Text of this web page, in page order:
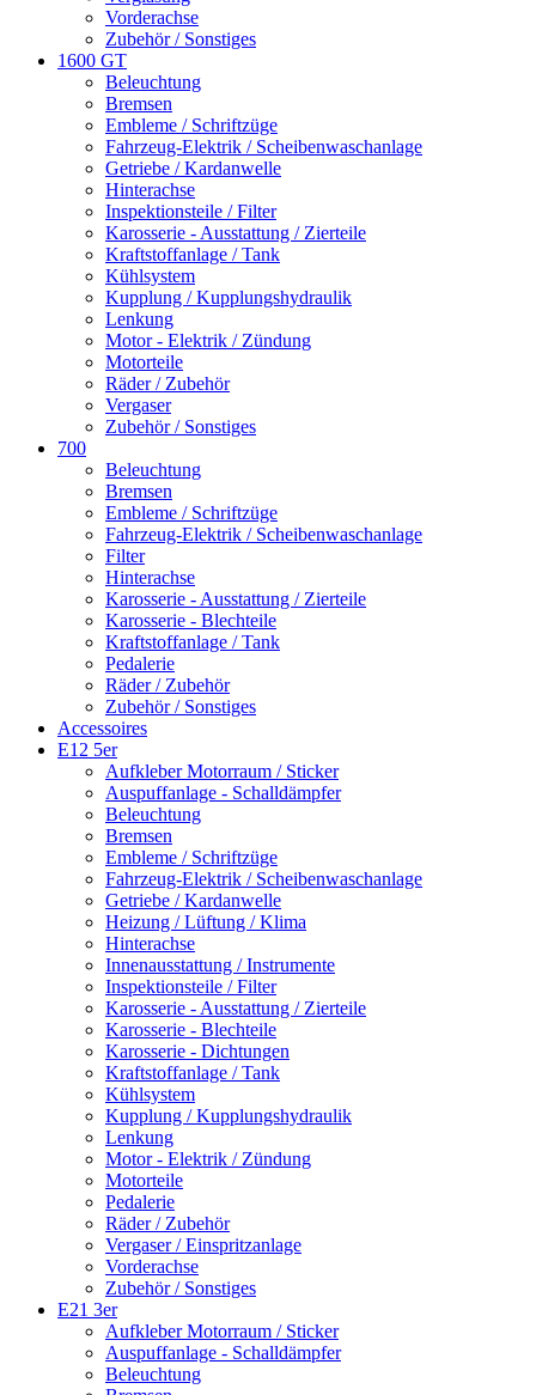
Vorderachse
Zubehör / Sonstiges
1600 GT
Beleuchtung
Bremsen
Embleme / Schriftzüge
Fahrzeug-Elektrik / Scheibenwaschanlage
Getriebe / Kardanwelle
Hinterachse
Inspektionsteile / Filter
Karosserie - Ausstattung / Zierteile
Kraftstoffanlage / Tank
Kühlsystem
Kupplung / Kupplungshydraulik
Lenkung
Motor - Elektrik / Zündung
Motorteile
Räder / Zubehör
Vergaser
Zubehör / Sonstiges
700
Beleuchtung
Bremsen
Embleme / Schriftzüge
Fahrzeug-Elektrik / Scheibenwaschanlage
Filter
Hinterachse
Karosserie - Ausstattung / Zierteile
Karosserie - Blechteile
Kraftstoffanlage / Tank
Pedalerie
Räder / Zubehör
Zubehör / Sonstiges
Accessoires
E12 5er
Aufkleber Motorraum / Sticker
Auspuffanlage - Schalldämpfer
Beleuchtung
Bremsen
Embleme / Schriftzüge
Fahrzeug-Elektrik / Scheibenwaschanlage
Getriebe / Kardanwelle
Heizung / Lüftung / Klima
Hinterachse
Innenausstattung / Instrumente
Inspektionsteile / Filter
Karosserie - Ausstattung / Zierteile
Karosserie - Blechteile
Karosserie - Dichtungen
Kraftstoffanlage / Tank
Kühlsystem
Kupplung / Kupplungshydraulik
Lenkung
Motor - Elektrik / Zündung
Motorteile
Pedalerie
Räder / Zubehör
Vergaser / Einspritzanlage
Vorderachse
Zubehör / Sonstiges
E21 3er
Aufkleber Motorraum / Sticker
Auspuffanlage - Schalldämpfer
Beleuchtung